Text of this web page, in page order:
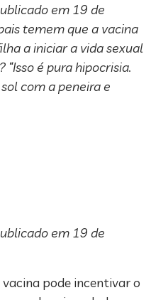
em 19 de
temem que a vacina
a iniciar a vida sexual
“Isso é pura hipocrisia.
com a peneira e
em 19 de
pode incentivar o